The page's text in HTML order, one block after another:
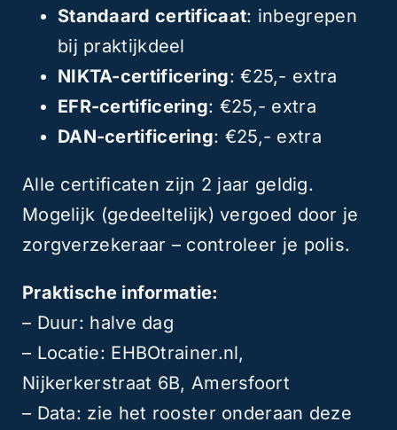
Standaard certificaat: inbegrepen
bij praktijkdeel
NIKTA-certificering: €25,- extra
EFR-certificering: €25,- extra
DAN-certificering: €25,- extra
Alle certificaten zijn 2 jaar geldig.
Mogelijk (gedeeltelijk) vergoed door je
zorgverzekeraar – controleer je polis.
Praktische informatie:
– Duur: halve dag
– Locatie: EHBOtrainer.nl,
Nijkerkerstraat 6B, Amersfoort
– Data: zie het rooster onderaan deze